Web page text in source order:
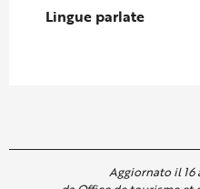
Lingue parlate
Lingue parlate
Aggiornato il 16